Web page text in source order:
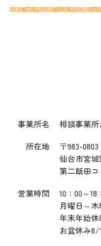
事業所名
相談事業
所在地
〒983-0803
仙台市宮
第二飯田
営業時間
10：00～18
月曜日～木
年末年始
お盆休み8/